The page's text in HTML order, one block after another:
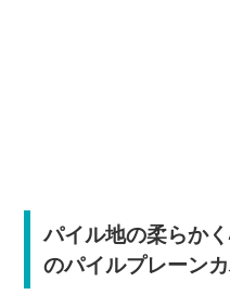
パイル地の柔らか
のパイルプレーン